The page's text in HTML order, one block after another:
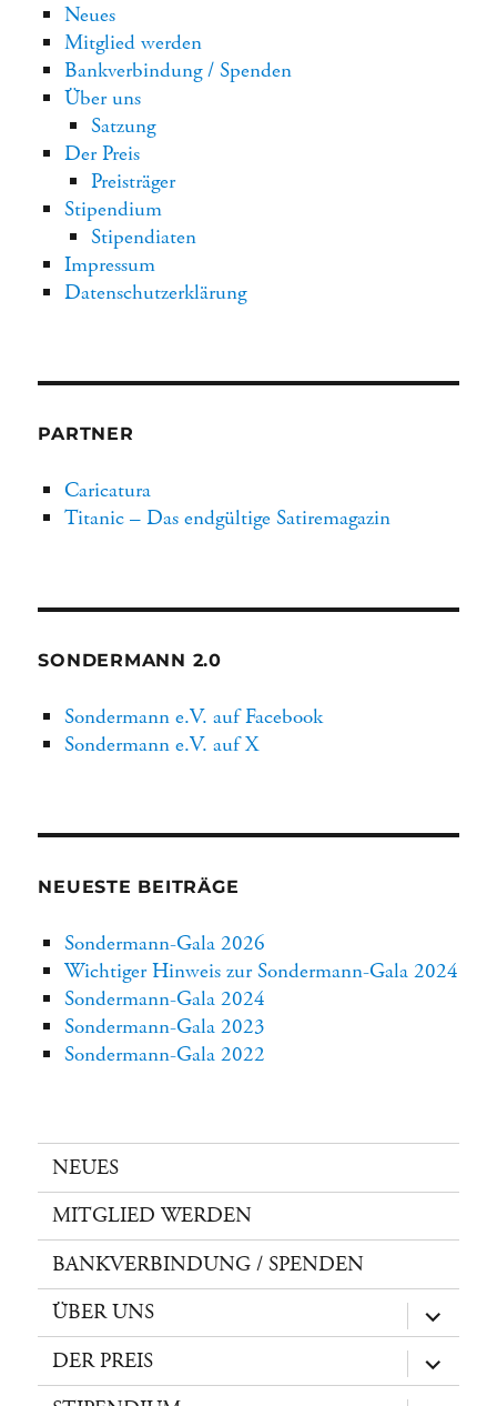
Neues
Mitglied werden
Bankverbindung / Spenden
Über uns
Satzung
Der Preis
Preisträger
Stipendium
Stipendiaten
Impressum
Datenschutzerklärung
PARTNER
Caricatura
Titanic – Das endgültige Satiremagazin
SONDERMANN 2.0
Sondermann e.V. auf Facebook
Sondermann e.V. auf X
NEUESTE BEITRÄGE
Sondermann-Gala 2026
Wichtiger Hinweis zur Sondermann-Gala 2024
Sondermann-Gala 2024
Sondermann-Gala 2023
Sondermann-Gala 2022
NEUES
MITGLIED WERDEN
BANKVERBINDUNG / SPENDEN
ÜBER UNS
öffnen
DER PREIS
öffnen